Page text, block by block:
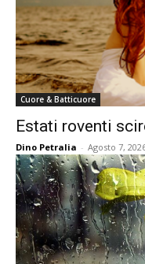
Cuore & Batticuore
Estati roventi
Dino Petralia - Agosto 7,